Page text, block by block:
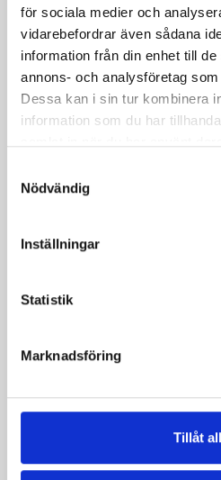
för sociala medier och
vidarebefordrar även sådana
information från din enhet till
annons- och analysföretag
Dessa kan i sin tur kombinera
information som du har
Nödvändig
Inställningar
Statistik
Marknadsföring
Tillåt
på
på
på
via ut
Kontakta oss